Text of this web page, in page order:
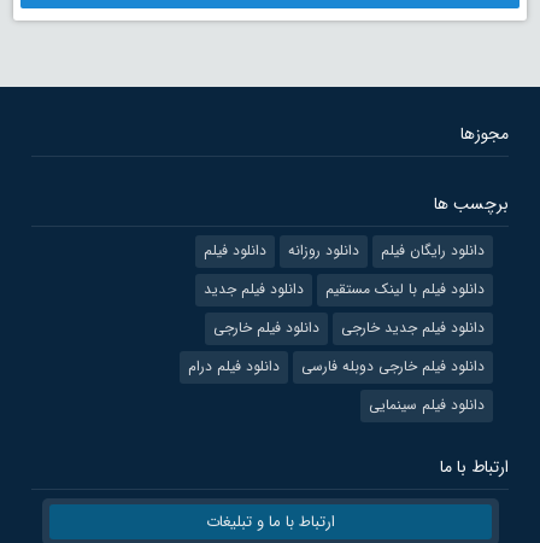
مجوزها
برچسب ها
دانلود رایگان فیلم دانلود روزانه
دانلود فیلم
دانلود فیلم با لینک مستقیم
دانلود فیلم جدید
دانلود فیلم جدید خارجی
دانلود فیلم خارجی
دانلود فیلم خارجی دوبله فارسی
دانلود فیلم درام
دانلود فیلم سینمایی
ارتباط با ما
ارتباط با ما و تبلیغات